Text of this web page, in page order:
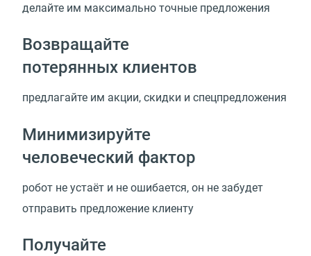
делайте им максимально точные предложения
Возвращайте
потерянных клиентов
предлагайте им акции, скидки и спецпредложения
Минимизируйте
человеческий фактор
робот не устаёт и не ошибается, он не забудет
отправить предложение клиенту
Получайте